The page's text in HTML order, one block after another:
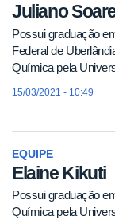
Juliano
Possui graduação
Federal de
Química pela
15/03/2021 - 10:49
EQUIPE
Elaine Kikuti
Possui graduação
Química pela